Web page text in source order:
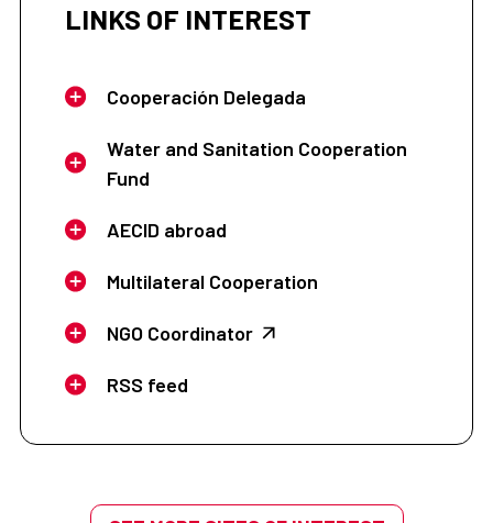
LINKS OF INTEREST
Cooperación Delegada
Water and Sanitation Cooperation
Fund
AECID abroad
Multilateral Cooperation
NGO Coordinator
RSS feed